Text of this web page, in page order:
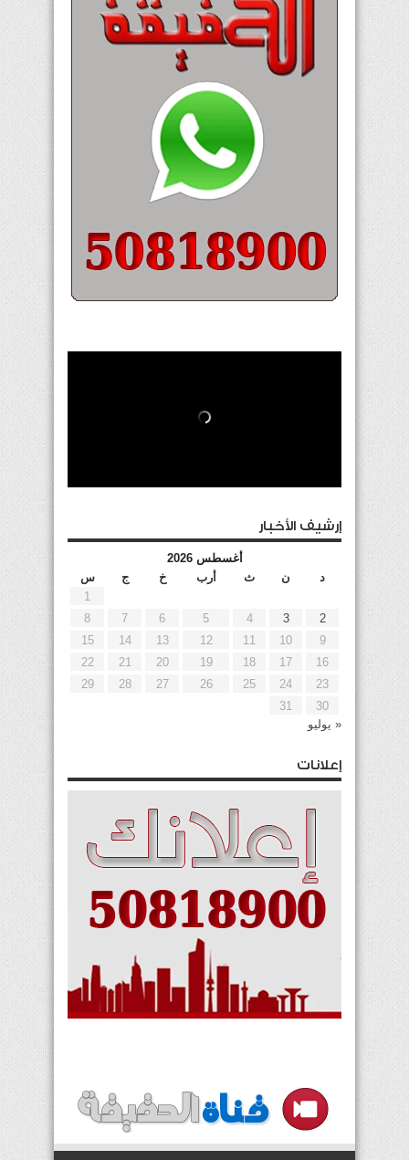
إرشيف الأخبار
أغسطس 2026
د
ن ث أرب خ ج
س
1
2
3
4
5
6
7
8
9
10
11
12
13
14
15
16
17
18
19
20
21
22
23
24
25
26
27
28
29
30
31
« يوليو
إعلانات